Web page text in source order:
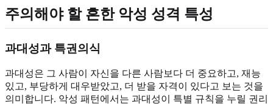
주의해야 할 흔한 악성 성격 특성
과대성과 특권의식
과대성은 그 사람이 자신을 다른 사람보다 더 중요하고, 재능
있고, 부당하게 대우받았고, 더 받을 자격이 있다고 보는 것을
의미합니다. 악성 패턴에서는 과대성이 특별 규칙을 누릴 권리